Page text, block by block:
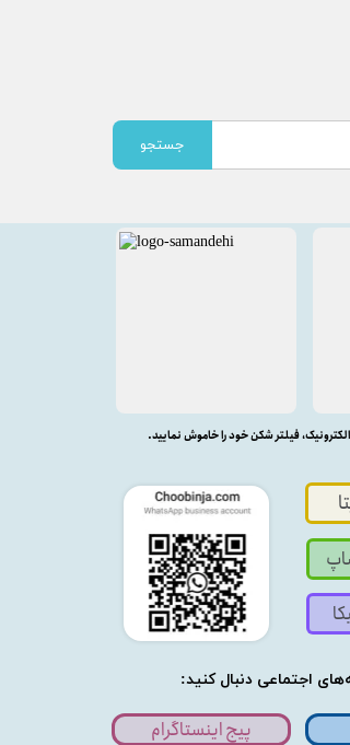
اجتماعی دنبال کنید:
الکترونیک، فیلتر شکن خود را خاموش نمایید.
پیج اینستاگرام
جستجو